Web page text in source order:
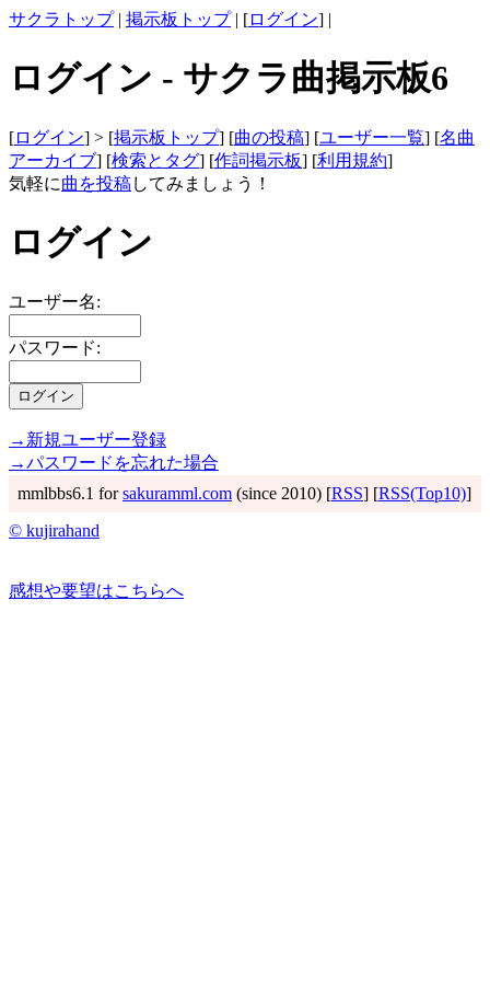
サクラトップ| 掲示板トップ| [ログイン] |
ログイン - サクラ曲掲示板6
[ログイン] > [掲示板トップ] [曲の投稿] [ユーザー一覧] [名曲
アーカイブ] [検索とタグ] [作詞掲示板] [利用規約]
気軽に曲を投稿してみましょう！
ログイン
ユーザー名:
パスワード:
→新規ユーザー登録
→パスワードを忘れた場合
mmlbbs6.1 forsakuramml.com (since 2010) [RSS] [RSS(Top10)]
© kujirahand
感想や要望はこちらへ